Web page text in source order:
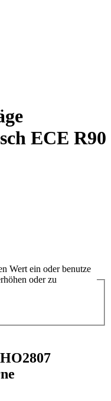
ECE R90
Wert ein oder benutze
oder zu